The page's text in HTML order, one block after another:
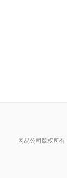
网易公司版权所